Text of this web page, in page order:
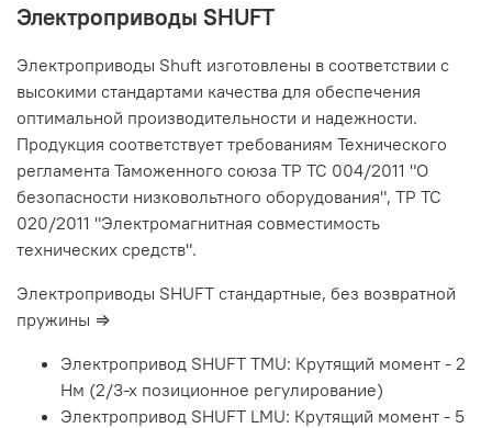
Электроприводы SHUFT
Электроприводы Shuft изготовлены в соответствии с
высокими стандартами качества для обеспечения
оптимальной производительности и надежности.
Продукция соответствует требованиям Технического
регламента Таможенного союза ТР ТС 004/2011 "О
безопасности низковольтного оборудования", ТР ТС
020/2011 "Электромагнитная совместимость
технических средств".
Электроприводы SHUFT стандартные, без возвратной
пружины ⇒
Электропривод SHUFT TMU: Крутящий момент - 2
Нм (2/3-х позиционное регулирование)
Электропривод SHUFT LMU: Крутящий момент - 5